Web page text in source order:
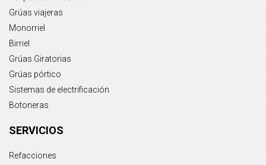
Grúas viajeras
Monorriel
Birriel
Grúas Giratorias
Grúas pórtico
Sistemas de electrificación
Botoneras
SERVICIOS
Refacciones